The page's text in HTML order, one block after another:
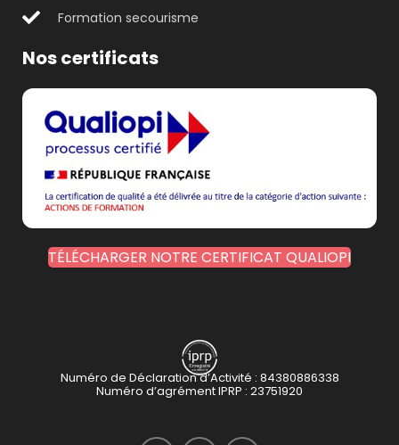
Formation secourisme
Nos certificats
TÉLÉCHARGER NOTRE CERTIFICAT QUALIOPI
Numéro de Déclaration d’Activité : 84380886338
Numéro d’agrément IPRP : 23751920